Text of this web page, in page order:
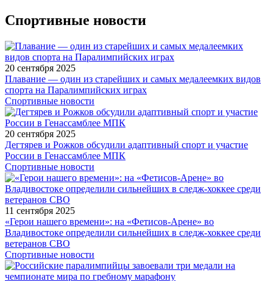
Спортивные новости
20 сентября 2025
Плавание — один из старейших и самых медалеемких видов
спорта на Паралимпийских играх
Спортивные новости
20 сентября 2025
Дегтярев и Рожков обсудили адаптивный спорт и участие
России в Генассамблее МПК
Спортивные новости
11 сентября 2025
«Герои нашего времени»: на «Фетисов-Арене» во
Владивостоке определили сильнейших в следж-хоккее среди
ветеранов СВО
Спортивные новости